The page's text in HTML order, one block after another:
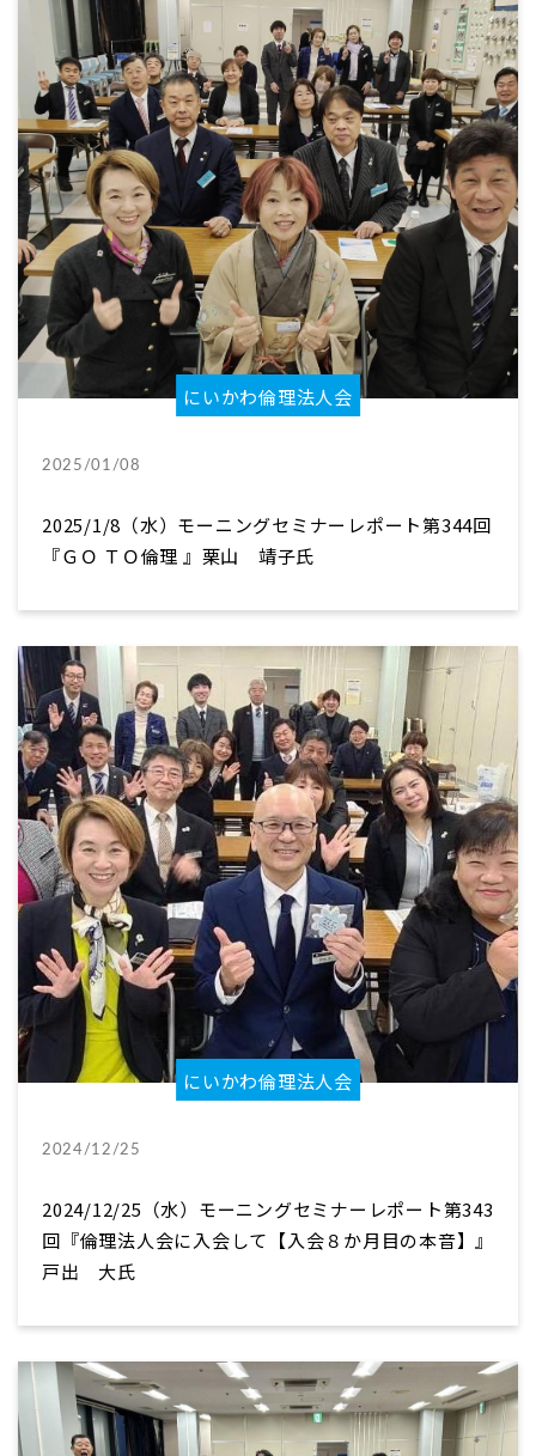
にいかわ倫理法人会
2025/01/08
2025/1/8（水）モーニングセミナーレポート第344回
『ＧＯ ＴＯ倫理 』栗山 靖子氏
にいかわ倫理法人会
2024/12/25
2024/12/25（水）モーニングセミナーレポート第343
回『倫理法人会に入会して【入会８か月目の本音】』
戸出 大氏